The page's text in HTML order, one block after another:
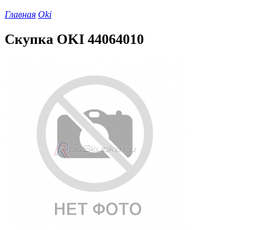
Главная Oki
Скупка OKI 44064010